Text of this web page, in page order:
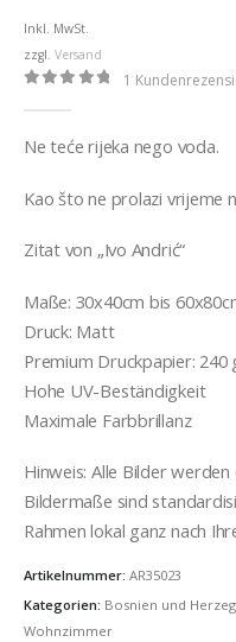
Inkl. MwSt.
zzgl. Versand
1
Ne teće rijeka nego voda.
Kao što ne prolazi vrijeme
Zitat von „Ivo Andrić“
Maße: 30x40cm bis
Druck: Matt
Premium Druckpapier: 240
Hohe UV-Beständigkeit
Maximale Farbbrillanz
Hinweis: Alle Bilder
Bildermaße sind
Rahmen lokal ganz nach
Artikelnummer: AR35023
Kategorien: Bosnien und
Wohnzimmer